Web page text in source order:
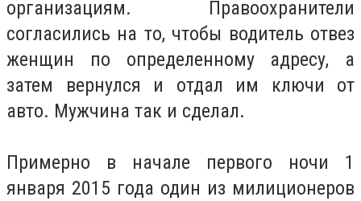
организациям. Правоохранители
согласились на то, чтобы водитель отвез
женщин по определенному адресу, а
затем вернулся и отдал им ключи от
авто. Мужчина так и сделал.
Примерно в начале первого ночи 1
января 2015 года один из милиционеров